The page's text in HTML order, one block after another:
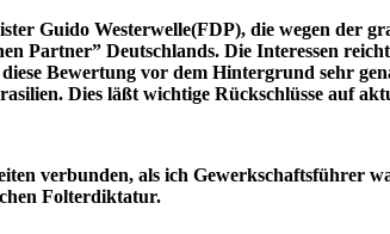
Guido Westerwelle(FDP), die wegen der
Partner” Deutschlands. Die Interessen
Bewertung vor dem Hintergrund sehr
Dies läßt wichtige Rückschlüsse auf
verbunden, als ich Gewerkschaftsführer
Folterdiktatur.